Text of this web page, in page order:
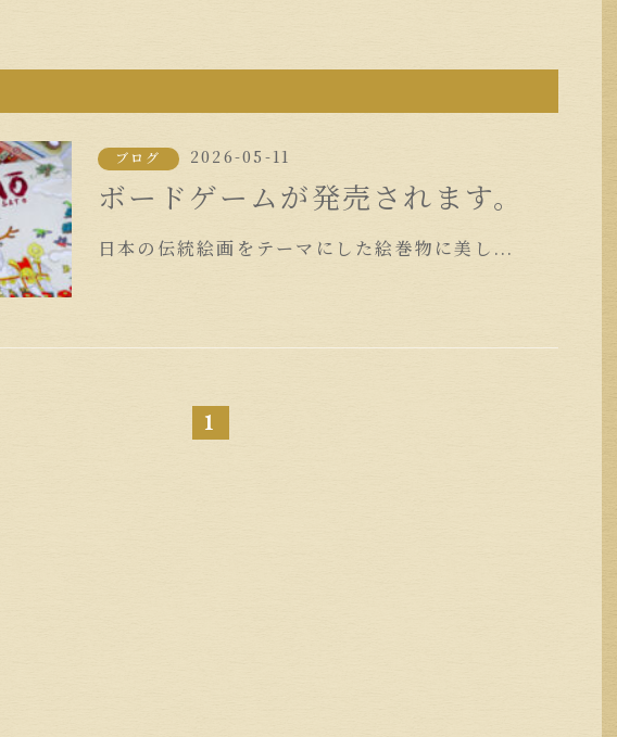
ブログ 2026-05-11
ボードゲームが発売されます。
日本の伝統絵画をテーマにした絵巻物に美し...
1